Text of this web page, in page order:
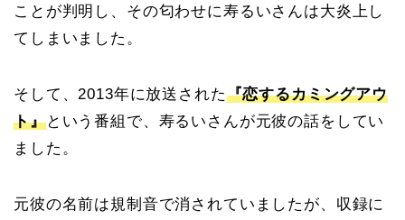
ことが判明し、その匂わせに寿るいさんは大炎上し
てしまいました。
そして、2013年に放送された『恋するカミングアウ
ト』という番組で、寿るいさんが元彼の話をしてい
ました。
元彼の名前は規制音で消されていましたが、収録に